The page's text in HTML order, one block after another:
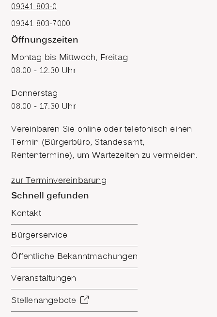
09341 803-0
09341 803-7000
Öffnungszeiten
Montag bis Mittwoch, Freitag
08.00 - 12.30 Uhr
Donnerstag
08.00 - 17.30 Uhr
Vereinbaren Sie online oder telefonisch einen
Termin (Bürgerbüro, Standesamt,
Rententermine), um Wartezeiten zu vermeiden.
zur Terminvereinbarung
Schnell gefunden
Kontakt
Bürgerservice
Öffentliche Bekanntmachungen
Veranstaltungen
Stellenangebote